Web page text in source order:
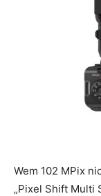
Wem 102 MPix
„Pixel Shift Multi